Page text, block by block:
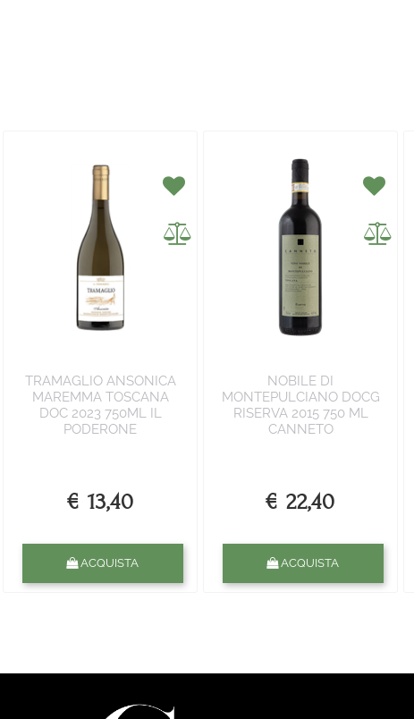
TRAMAGLIO ANSONICA
MAREMMA TOSCANA
DOC 2023 750ML IL
PODERONE
€ 13,40
ACQUISTA
NOBILE DI
MONTEPULCIANO DOCG
RISERVA 2015 750 ML
CANNETO
€ 22,40
ACQUISTA